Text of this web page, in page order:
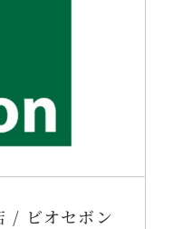
/ ビオセボン